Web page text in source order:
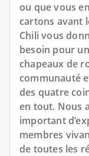
ou que vous
cartons avant
Chili vous
besoin pour
chapeaux de
communauté
des quatre
en tout. Nous
important
membres
de toutes les